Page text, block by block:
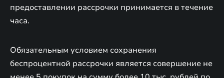
предоставлении рассрочки принимается в течение
часа.
Обязательным условием сохранения
беспроцентной рассрочки является совершение не